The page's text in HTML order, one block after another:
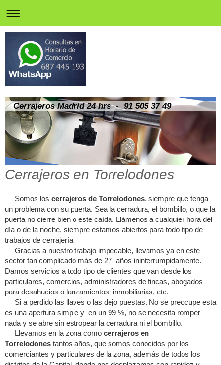
Cerrajeros Madrid 24 hrs - 91 505 37 49
Cerrajeros en Torrelodones
Somos los cerrajeros de Torrelodones, siempre que tenga
un problema con su puerta. Sea la cerradura, el bombillo, o que la
puerta no cierre bien o este caída. Llámenos a cualquier hora del
día o de la noche, siempre estamos abiertos para todo tipo de
trabajos de cerrajería.
Gracias a nuestro trabajo impecable, llevamos ya en este
sector tan complicado más de 27 años ininterrumpidamente.
Damos servicios a todo tipo de clientes que van desde los
particulares, comercios, administradores de fincas, abogados
para desahucios o lanzamientos, inmobiliarias, etc.
Si a perdido las llaves o las dejo puestas. No se preocupe esta
es una apertura simple y en un 99 %, no se necesita romper
nada y se abre sin estropear la cerradura ni el bombillo.
Llevamos en la zona como cerrajeros en
Torrelodones tantos años, que somos conocidos por los
comerciantes y particulares de la zona, además de todos los